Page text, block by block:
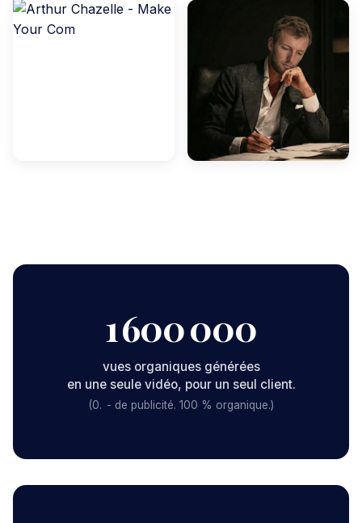
1 600 000
vues organiques générées
en une seule vidéo, pour un seul client.
(0. - de publicité. 100 % organique.)